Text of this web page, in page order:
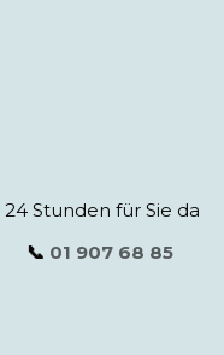
24 Stunden für Sie da
📞 01 907 68 85